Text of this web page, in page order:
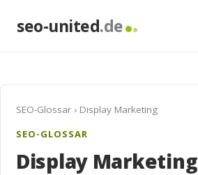
seo-united.de
SEO-Glossar › Display Marketing
SEO-GLOSSAR
Display Marketing